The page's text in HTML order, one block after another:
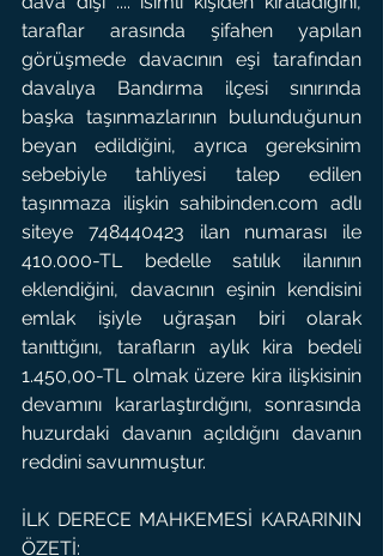
taraflar arasında şifahen yapılan
görüşmede davacının eşi tarafından
davalıya Bandırma ilçesi sınırında
başka taşınmazlarının bulunduğunun
beyan edildiğini, ayrıca gereksinim
sebebiyle tahliyesi talep edilen
taşınmaza ilişkin sahibinden.com adlı
siteye 748440423 ilan numarası ile
410.000-TL bedelle satılık ilanının
eklendiğini, davacının eşinin kendisini
emlak işiyle uğraşan biri olarak
tanıttığını, tarafların aylık kira bedeli
1.450,00-TL olmak üzere kira ilişkisinin
devamını kararlaştırdığını, sonrasında
huzurdaki davanın açıldığını davanın
reddini savunmuştur.
İLK DERECE MAHKEMESİ KARARININ
ÖZETİ: